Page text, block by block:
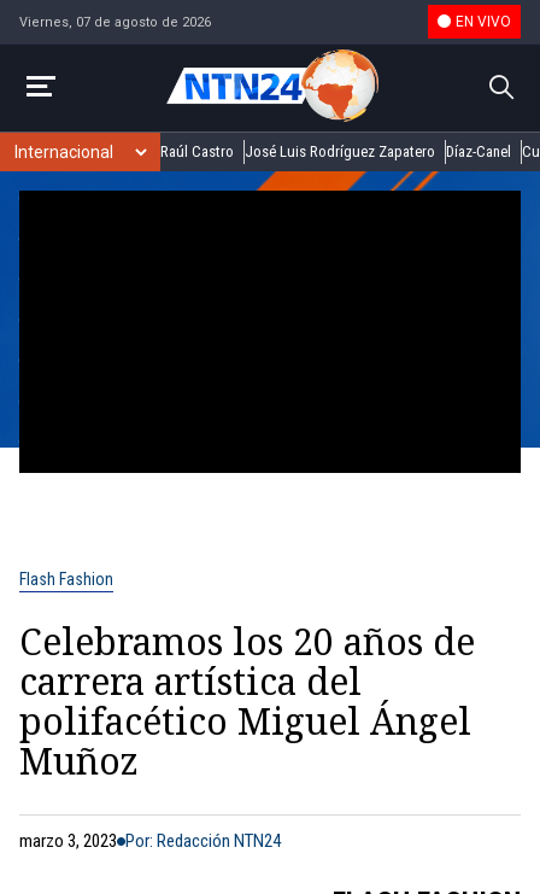
Viernes, 07 de agosto de 2026 EN VIVO
Raúl Castro José Luis Rodríguez Zapatero Díaz-Canel
Flash Fashion
Celebramos los 20 años de
carrera artística del
polifacético Miguel Ángel
Muñoz
marzo 3, 2023 Por: Redacción NTN24